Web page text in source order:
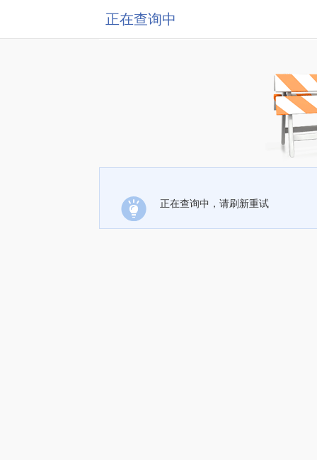
正在查询中
正在查询中，请刷新重试